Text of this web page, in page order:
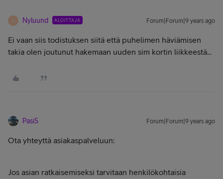
N Nyluund ALOITTAJA Forum|Forum|9 years ago
Ei vaan siis todistuksen siitä että puhelimen häviämisen
takia olen joutunut hakemaan uuden sim kortin liikkeestä...
PasiS Forum|Forum|9 years ago
Ota yhteyttä asiakaspalveluun:
Jos asian ratkaisemiseksi tarvitaan henkilökohtaisia